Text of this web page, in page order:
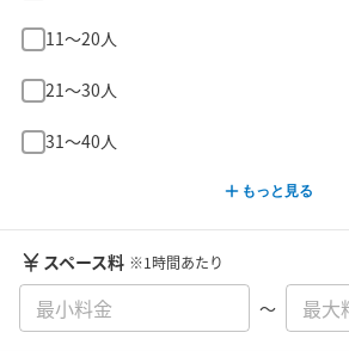
11〜20人
21〜30人
31〜40人
もっと見る
スペース料 ※1時間あたり
〜